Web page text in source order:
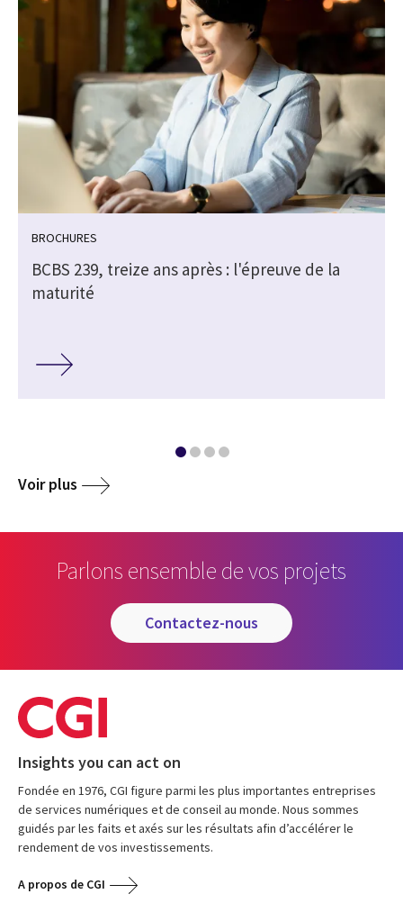
BROCHURES
BCBS 239, treize ans après : l'épreuve de la
maturité
Voir plus
Parlons ensemble de vos projets
contactez-nous
Insights you can act on
Fondée en 1976, CGI figure parmi les plus importantes entreprises
de services numériques et de conseil au monde. Nous sommes
guidés par les faits et axés sur les résultats afin d’accélérer le
rendement de vos investissements.
A propos de CGI